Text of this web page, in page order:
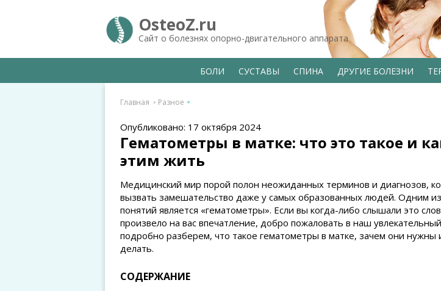
OsteoZ.ru
Сайт о болезнях опорно-двигательного аппарата
БОЛИ СУСТАВЫ СПИНА ДРУГИЕ БОЛЕЗНИ
Главная Разное
Опубликовано: 17 октября 2024
Гематометры в матке: что это такое и
этим жить
Медицинский мир порой полон неожиданных терминов и диагнозов,
вызвать замешательство даже у самых образованных людей. Одним
понятий является «гематометры». Если вы когда-либо слышали это
произвело на вас впечатление, добро пожаловать в наш
подробно разберем, что такое гематометры в матке, зачем они нужны
делать.
СОДЕРЖАНИЕ